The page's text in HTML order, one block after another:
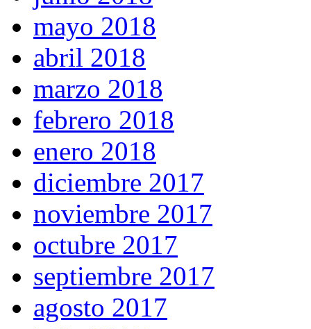
mayo 2018
abril 2018
marzo 2018
febrero 2018
enero 2018
diciembre 2017
noviembre 2017
octubre 2017
septiembre 2017
agosto 2017